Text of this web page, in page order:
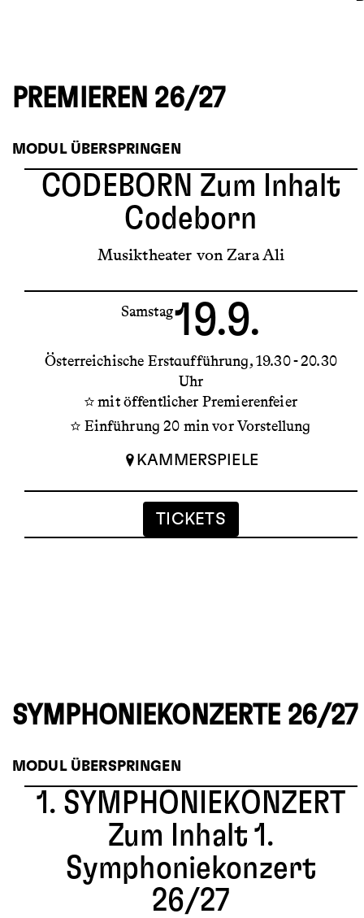
PREMIEREN 26/27
MODUL ÜBERSPRINGEN
CODEBORN Zum Inhalt
Codeborn
Musiktheater von Zara Ali
Samstag19.9.
Österreichische Erstaufführung 19.30 - 20.30
Uhr
mit öffentlicher Premierenfeier
Einführung 20 min vor Vorstellung
KAMMERSPIELE
TICKETS
SYMPHONIEKONZERTE 26/27
MODUL ÜBERSPRINGEN
1. SYMPHONIEKONZERT
Zum Inhalt 1.
Symphoniekonzert
26/27